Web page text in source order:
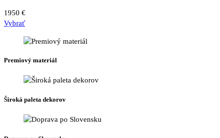
1950 €
VybraťTento
má
variantov.
Možnosti
si
vybrať
na
stránke
produktu.
Premiový materiál
Široká paleta dekorov